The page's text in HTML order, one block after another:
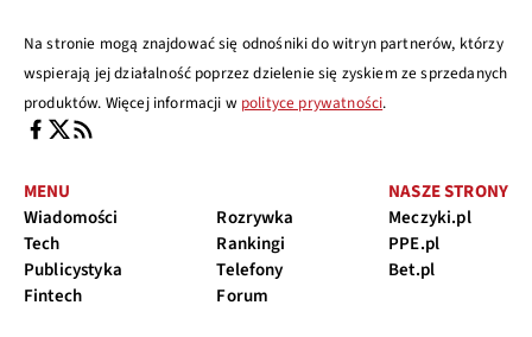
Na stronie mogą znajdować się odnośniki do witryn partnerów, którzy
wspierają jej działalność poprzez dzielenie się zyskiem ze sprzedanych
produktów. Więcej informacji w polityce prywatności.
MENU
Wiadomości
Tech
Publicystyka
Fintech
Rozrywka
Rankingi
Telefony
Forum
NASZE STRONY
Meczyki.pl
PPE.pl
Bet.pl